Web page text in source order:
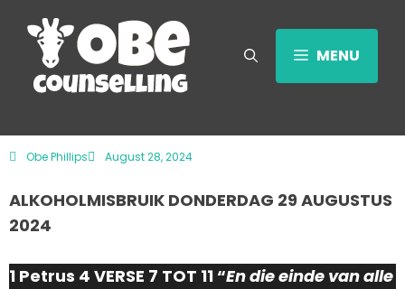
MENU
Obe Phillips August 28, 2024
ALKOHOLMISBRUIK DONDERDAG 29 AUGUSTUS
2024
1 Petrus 4 VERSE 7 TOT 11 “En die einde van alle